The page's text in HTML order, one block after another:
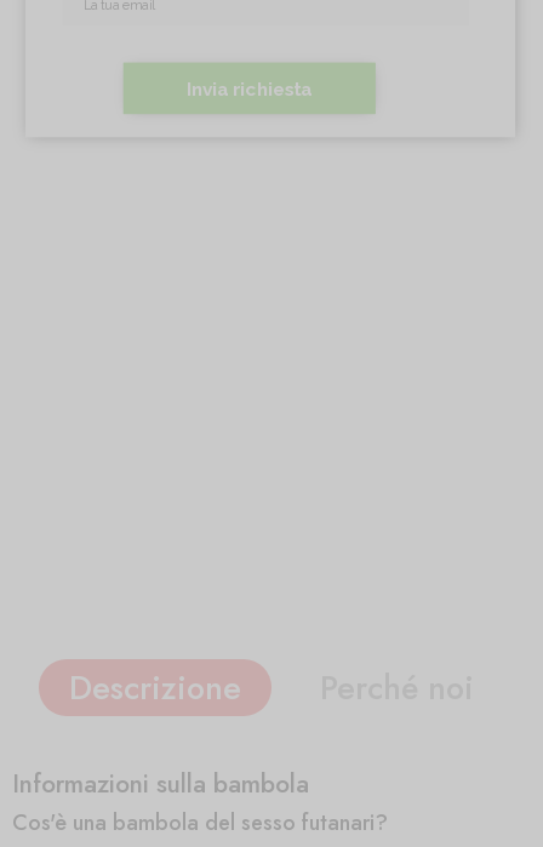
Invia richiesta
Descrizione
Informazioni sulla bambola
Cos'è una bambola del sesso futanari?